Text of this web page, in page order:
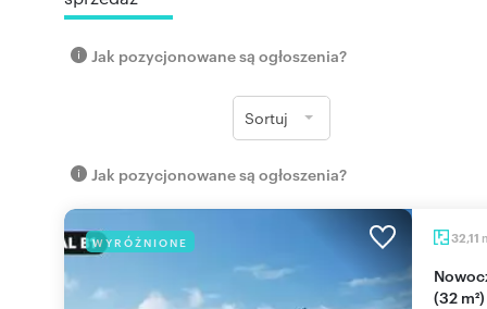
Jak pozycjonowane są ogłoszenia?
Sortuj
Jak pozycjonowane są ogłoszenia?
WYRÓŻNIONE 32,11
Nowoczesny 2-pokojowy apartament z balkonem
(32